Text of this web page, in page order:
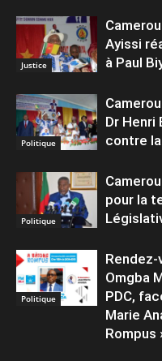
Justice
Ayissi
à Paul
Politique
Dr Henri
contre
Politique
pour la
Politique
Rendez-
Omgba
PDC,
Marie
Rompus